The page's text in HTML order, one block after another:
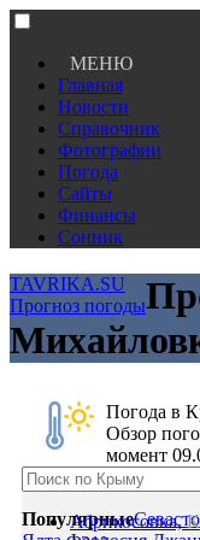
МЕНЮ
Главная
Новости
Справочник
Фотографии
Погода
Сайты
Финансы
Сонник
TAVRIKA.SU
Прогноз погоды
Погода в
Обзор
момент
Абрикосовка,
Популярные